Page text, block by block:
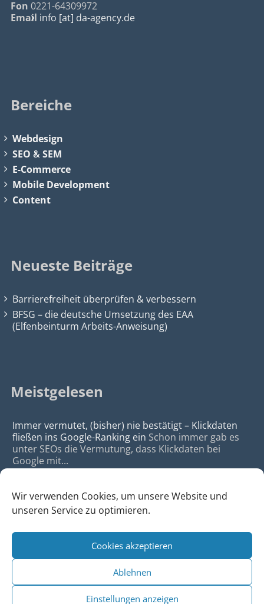
Wir verwenden Cookies, um unsere Website und
unseren Service zu optimieren.
Cookies akzeptieren
Ablehnen
Einstellungen anzeigen
Fon 0221-64309972
Email info [at] da-agency.de
Bereiche
Webdesign
SEO &SEM
E-Commerce
Mobile Development
Content
Neueste Beiträge
Barrierefreiheit überprüfen & verbessern
BFSG – die deutsche Umsetzung des EAA
(Elfenbeinturm Arbeits-Anweisung)
Meistgelesen
Immer vermutet, (bisher) nie bestätigt – Klickdaten
fließen ins Google-Ranking ein Schon immer gab es
unter SEOs die Vermutung, dass Klickdaten bei
Google mit...
da Agency - Webagentur für Webdesign & SEO, Köln
•Webdesign Köln|SEO Köln|Sitemap|Impressum
|Datenschutz